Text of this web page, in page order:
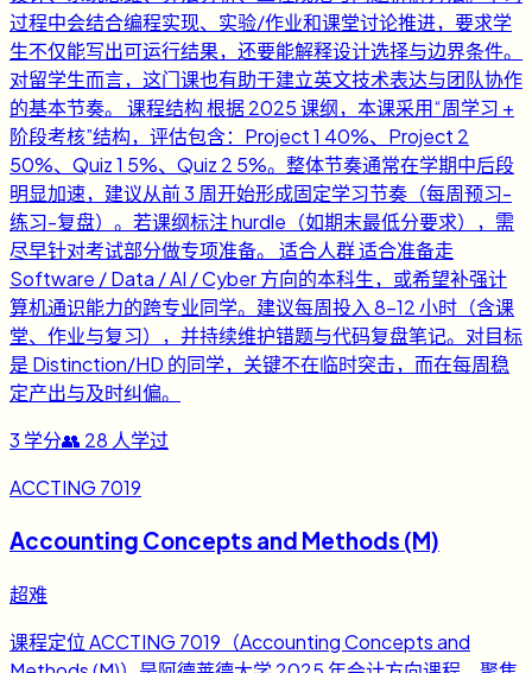
过程中会结合编程实现、实验/作业和课堂讨论推进，要求学
生不仅能写出可运行结果，还要能解释设计选择与边界条件。
对留学生而言，这门课也有助于建立英文技术表达与团队协作
的基本节奏。 课程结构 根据 2025 课纲，本课采用“周学习 +
阶段考核”结构，评估包含：Project 1 40%、Project 2
50%、Quiz 1 5%、Quiz 2 5%。整体节奏通常在学期中后段
明显加速，建议从前 3 周开始形成固定学习节奏（每周预习-
练习-复盘）。若课纲标注 hurdle（如期末最低分要求），需
尽早针对考试部分做专项准备。 适合人群 适合准备走
Software / Data / AI / Cyber 方向的本科生，或希望补强计
算机通识能力的跨专业同学。建议每周投入 8-12 小时（含课
堂、作业与复习），并持续维护错题与代码复盘笔记。对目标
是 Distinction/HD 的同学，关键不在临时突击，而在每周稳
定产出与及时纠偏。
3 学分👥 28 人学过
ACCTING 7019
Accounting Concepts and Methods (M)
超难
课程定位 ACCTING 7019（Accounting Concepts and